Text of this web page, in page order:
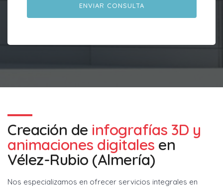
Creación de infografías 3D y
animaciones digitales en
Vélez-Rubio (Almería)
Nos especializamos en ofrecer servicios integrales en